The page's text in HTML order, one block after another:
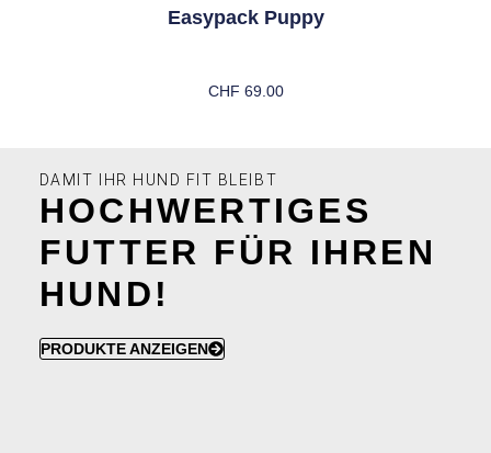
Easypack Puppy
CHF 69.00
DAMIT IHR HUND FIT BLEIBT
HOCHWERTIGES
FUTTER FÜR IHREN
HUND!
PRODUKTE ANZEIGEN